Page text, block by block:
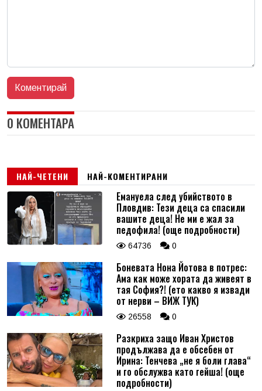
0 КОМЕНТАРА
НАЙ-ЧЕТЕНИ НАЙ-КОМЕНТИРАНИ
Емануела след убийството в
Пловдив: Тези деца са спасили
вашите деца! Не ми е жал за
педофила! (още подробности)
64736 0
Боневата Нона Йотова в потрес:
Ама как може хората да живеят в
тая София?! (ето какво я извади
от нерви – ВИЖ ТУК)
26558 0
Разкриха защо Иван Христов
продължава да е обсебен от
Ирина: Тенчева „не я боли глава“
и го обслужва като гейша! (още
подробности)